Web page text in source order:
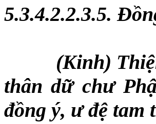
5.3.4.2.2.3.5.
(Kinh)
thân dữ chư
đồng ý, ư đệ tam